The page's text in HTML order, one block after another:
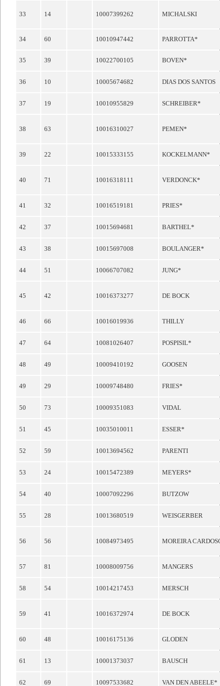
33 14 10007399262 MICHALSKI
34 60 10010947442 PARROTTA*
35 39 10022700105 BOVEN*
36 10 10005674682 DIAS DOS SANTOS
37 19 10010955829 SCHREIBER*
38 63 10016310027 PEMEN*
39 22 10015333155 KOCKELMANN*
40 71 10016318111 VERDONCK*
41 32 10016519181 PRIES*
42 37 10015694681 BARTHEL*
43 38 10015697008 BOULANGER*
44 51 10066707082 JUNG*
45 42 10016373277 DE BOCK
46 66 10016019936 THILLY
47 64 10081026407 POSPISIL*
48 49 10009410192 GOOSEN
49 29 10009748480 FRIES*
50 73 10009351083 VIDAL
51 45 10035010011 ESSER*
52 59 10013694562 PARENTI
53 24 10015472389 MEYERS*
54 40 10007092296 BUTZOW
55 28 10013680519 WEISGERBER
56 56 10084973495 MOREIRA
57 81 10008009756 MANGERS
58 54 10014217453 MERSCH
59 41 10016372974 DE BOCK
60 48 10016175136 GLODEN
61 13 10001373037 BAUSCH
62 69 10097533682 VAN DEN ABEELE*